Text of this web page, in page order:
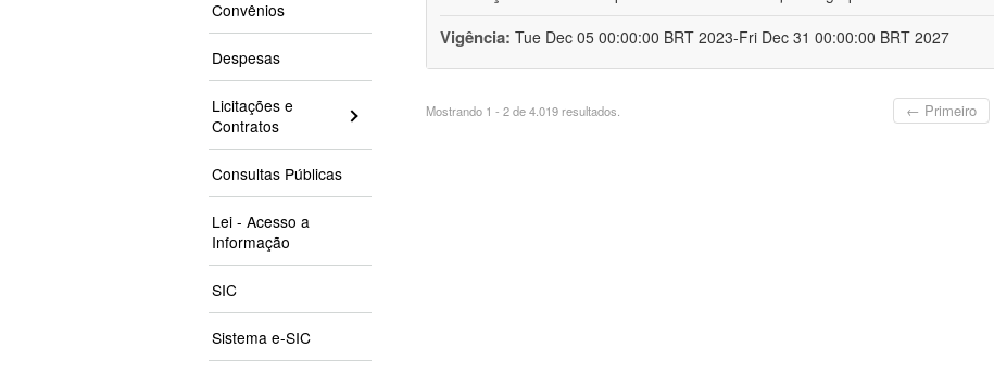
Convênios
Despesas
Licitações e
Contratos
Consultas Públicas
Lei - Acesso a
Informação
SIC
Sistema e-SIC
Vigência: Tue Dec 05 00:00:00 BRT 2023-Fri Dec 31 00:00:00 BRT 2027
Mostrando 1 - 2 de 4.019 resultados. ← Primeiro